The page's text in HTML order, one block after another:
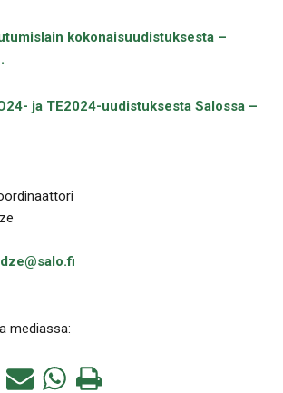
kokonaisuudistuksesta –
ja TE2024-uudistuksesta Salossa –
mediassa:
Jaa Jaa Tulosta